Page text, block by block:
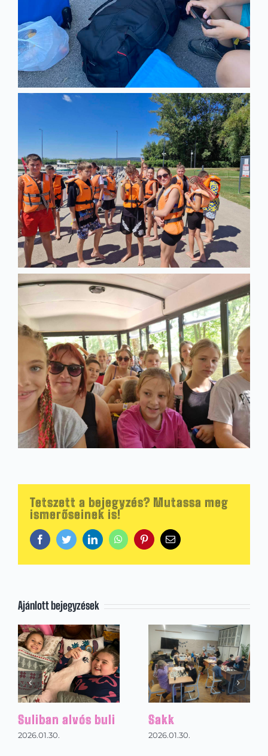
Tetszett a bejegyzés? Mutassa meg
ismerőseinek is!
FacebookTwitterLinkedInWhatsAppPinterestEmail:
Ajánlott bejegyzések
Sakk
2026.01.30.
Ausztriai sítábor
2026.01.31.